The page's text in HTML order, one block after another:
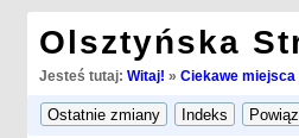
Olsztyńska
Jesteś tutaj: Witaj! » Ciekawe miejsca